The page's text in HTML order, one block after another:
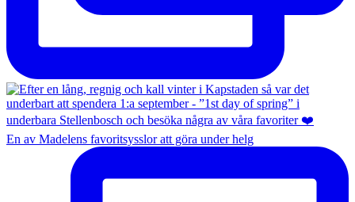
En av Madelens favoritsysslor att göra under helg